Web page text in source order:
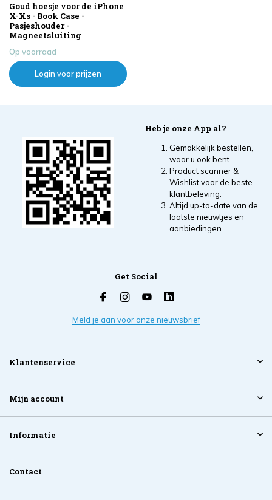
Goud hoesje voor de iPhone
X-Xs - Book Case -
Pasjeshouder -
Magneetsluiting
Op voorraad
Login voor prijzen
Heb je onze App al?
Gemakkelijk bestellen,
waar u ook bent.
Product scanner &
Wishlist voor de beste
klantbeleving.
Altijd up-to-date van de
laatste nieuwtjes en
aanbiedingen
Get Social
Meld je aan voor onze nieuwsbrief
Klantenservice
Mijn account
Informatie
Contact